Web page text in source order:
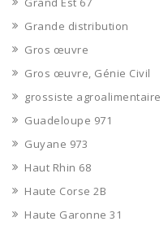
Grande distribution
Gros œuvre
Gros œuvre, Génie Civil
grossiste agroalimentaire
Guadeloupe 971
Guyane 973
Haut Rhin 68
Haute Corse 2B
Haute Garonne 31